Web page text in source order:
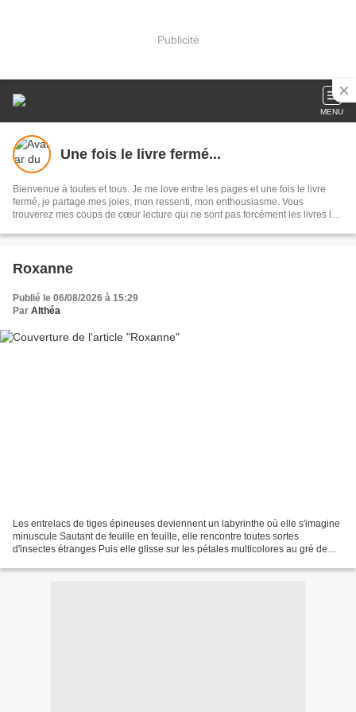
Publicité
MENU
Une fois le livre fermé...
Bienvenue à toutes et tous. Je me love entre les pages et une fois le livre
fermé, je partage mes joies, mon ressenti, mon enthousiasme. Vous
trouverez mes coups de cœur lecture qui ne sont pas forcément les livres les
Roxanne
Publié le 06/08/2026 à 15:29
Par Althéa
Les entrelacs de tiges épineuses deviennent un labyrinthe où elle s'imagine
minuscule Sautant de feuille en feuille, elle rencontre toutes sortes
d'insectes étranges Puis elle glisse sur les pétales multicolores au gré de